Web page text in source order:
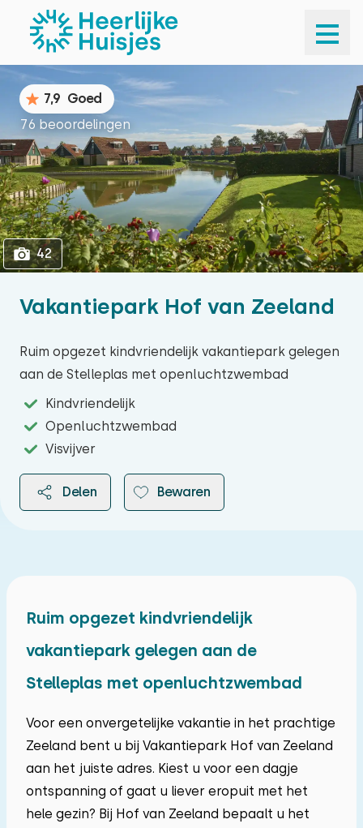
1
Vakantiepark Hof van Zeeland
Ruim opgezet kindvriendelijk vakantiepark gelegen
aan de Stelleplas met openluchtzwembad
Kindvriendelijk
Openluchtzwembad
Visvijver
Delen Bewaren
7,9 Goed
76 beoordelingen
42
Ruim opgezet kindvriendelijk
vakantiepark gelegen aan de
Stelleplas met openluchtzwembad
Voor een onvergetelijke vakantie in het prachtige
Zeeland bent u bij Vakantiepark Hof van Zeeland
aan het juiste adres. Kiest u voor een dagje
ontspanning of gaat u liever eropuit met het
hele gezin? Bij Hof van Zeeland bepaalt u het
augustus 2026
ma di wo do vr za
27 28 29 30 31 01 02
03 04 05 06 07 08
10 11 12 13 14 15 16